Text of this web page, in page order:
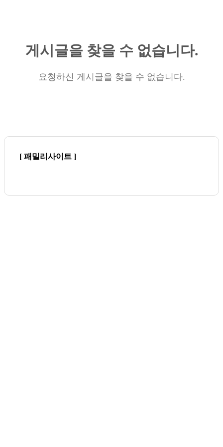
게시글을 찾을 수 없습니다.
요청하신 게시글을 찾을 수 없습니다.
[ 패밀리사이트 ]